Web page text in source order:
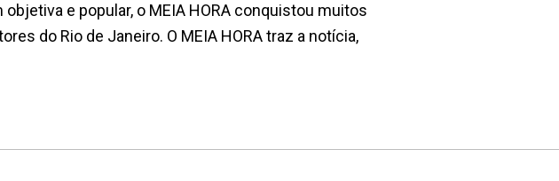
objetiva e popular, o MEIA HORA conquistou muitos
do Rio de Janeiro. O MEIA HORA traz a notícia,